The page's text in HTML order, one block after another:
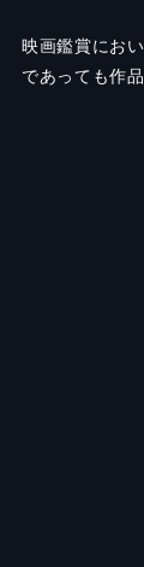
映画鑑賞にお
であっても作